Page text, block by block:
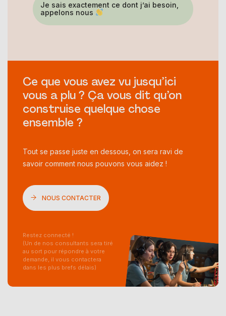
Je sais exactement ce dont j’ai besoin,
appelons nous
Ce que vous avez vu jusqu’ici
vous a plu ? Ça vous dit qu’on
construise quelque chose
ensemble ?
Tout se passe juste en dessous, on sera ravi de
savoir comment nous pouvons vous aidez !
NOUS CONTACTER
Restez connecté !
(Un de nos consultants sera tiré
au sort pour répondre à votre
demande, il vous contactera
dans les plus brefs délais)